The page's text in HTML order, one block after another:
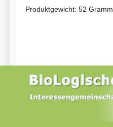
Produktgewicht: 52 Gramm